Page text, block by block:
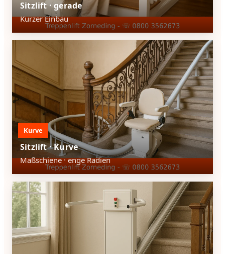
Sitzlift · gerade
Kurzer Einbau
Kurve
Sitzlift · Kurve
Maßschiene · enge Radien